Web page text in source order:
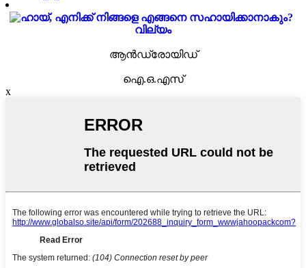
വില്യം
ആൻഡ്രോയിഡ്
ഐ.ഒ.എസ്
x